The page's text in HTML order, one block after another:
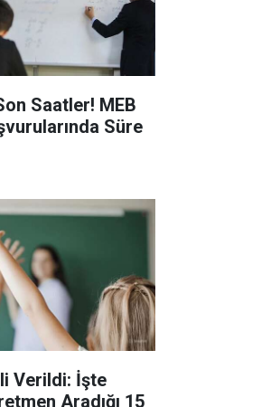
Saatler! MEB
Süre
Verildi: İşte
Aradığı 15